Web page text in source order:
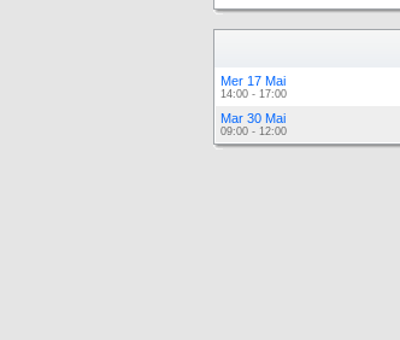
Mer 17 Mai
14:00 - 17:00
Mar 30 Mai
09:00 - 12:00